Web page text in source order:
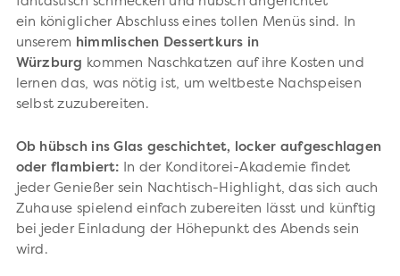
ein königlicher Abschluss eines tollen Menüs sind. In
unserem himmlischen Dessertkurs in
Würzburg kommen Naschkatzen auf ihre Kosten und
lernen das, was nötig ist, um weltbeste Nachspeisen
selbst zuzubereiten.
Ob hübsch ins Glas geschichtet, locker aufgeschlagen
oder flambiert: In der Konditorei-Akademie findet
jeder Genießer sein Nachtisch-Highlight, das sich auch
Zuhause spielend einfach zubereiten lässt und künftig
bei jeder Einladung der Höhepunkt des Abends sein
wird.